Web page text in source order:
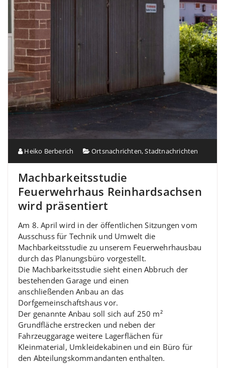
Heiko Berberich Ortsnachrichten,Stadtnachrichten
Machbarkeitsstudie
Feuerwehrhaus Reinhardsachsen
wird präsentiert
Am 8. April wird in der öffentlichen Sitzungen vom
Ausschuss für Technik und Umwelt die
Machbarkeitsstudie zu unserem Feuerwehrhausbau
durch das Planungsbüro vorgestellt.
Die Machbarkeitsstudie sieht einen Abbruch der
bestehenden Garage und einen
anschließenden Anbau an das
Dorfgemeinschaftshaus vor.
Der genannte Anbau soll sich auf 250 m²
Grundfläche erstrecken und neben der
Fahrzeuggarage weitere Lagerflächen für
Kleinmaterial, Umkleidekabinen und ein Büro für
den Abteilungskommandanten enthalten.